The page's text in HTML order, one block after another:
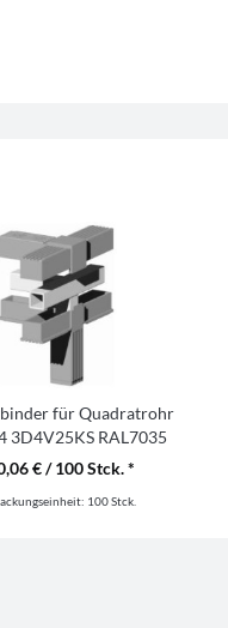
für Quadratrohr
3D4V25KS RAL7035
€ / 100 Stck. *
100 Stck.